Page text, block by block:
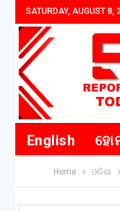
SATURDAY, AUGUST 8,
English
Home ଓଡିଶା